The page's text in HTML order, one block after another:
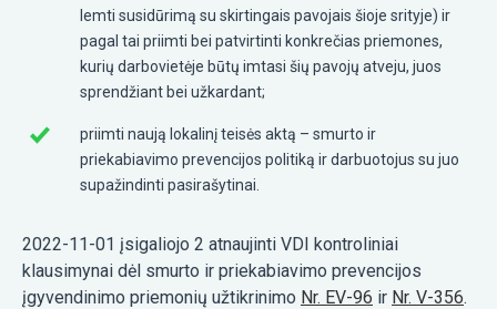
lemti susidūrimą su skirtingais pavojais šioje srityje) ir
pagal tai priimti bei patvirtinti konkrečias priemones,
kurių darbovietėje būtų imtasi šių pavojų atveju, juos
sprendžiant bei užkardant;
priimti naują lokalinį teisės aktą – smurto ir
priekabiavimo prevencijos politiką ir darbuotojus su juo
supažindinti pasirašytinai.
2022-11-01 įsigaliojo 2 atnaujinti VDI kontroliniai
klausimynai dėl smurto ir priekabiavimo prevencijos
įgyvendinimo priemonių užtikrinimo Nr. EV-96 ir Nr. V-356.